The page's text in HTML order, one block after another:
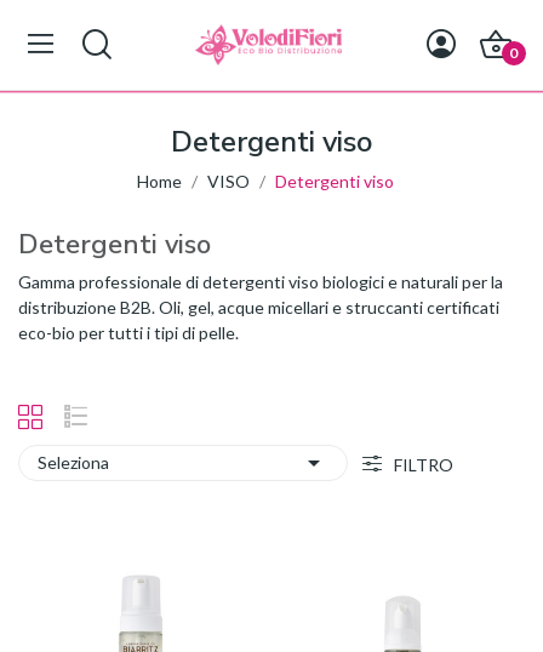
0
Detergenti viso
Home VISO Detergenti viso
Detergenti viso
Gamma professionale di detergenti viso biologici e naturali per la
distribuzione B2B. Oli, gel, acque micellari e struccanti certificati
eco-bio per tutti i tipi di pelle.
Seleziona  FILTRO